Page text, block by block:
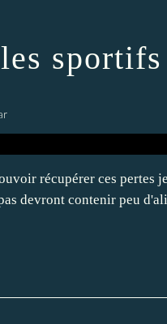
sportifs
récupérer ces pertes
devront contenir peu